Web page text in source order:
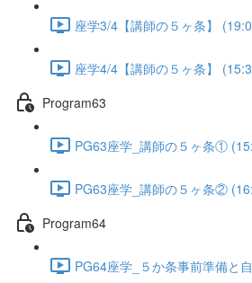
座学3/4【講師の５ヶ条】
座学4/4【講師の５ヶ条】
Program63
PG63座学_講師の５ヶ条①
PG63座学_講師の５ヶ条②
Program64
PG64座学_５か条事前準備と